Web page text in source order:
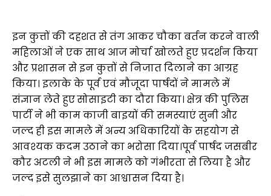
इन कुत्तों की दहशत से तंग आकर चौका बर्तन करने वाली
महिलाओं ने एक साथ आज मोर्चा खोलते हुए प्रदर्शन किया
और प्रशासन से इन कुत्तों से निजात दिलाने का आग्रह
किया। इलाके के पूर्व एवं मौजूदा पार्षदों ने मामले में
संज्ञान लेते हुए सोसाइटी का दौरा किया। क्षेत्र की पुलिस
पार्टी ने भी काम काजी बाइयों की समस्याएं सुनी और
जल्द ही इस मामले में अन्य अधिकारियों के सहयोग से
आवश्यक कदम उठाने का भरोसा दिया।पूर्व पार्षद जसबीर
कौर अटली ने भी इस मामले को गंभीरता से लिया है और
जल्द इसे सुलझाने का आश्वासन दिया है।